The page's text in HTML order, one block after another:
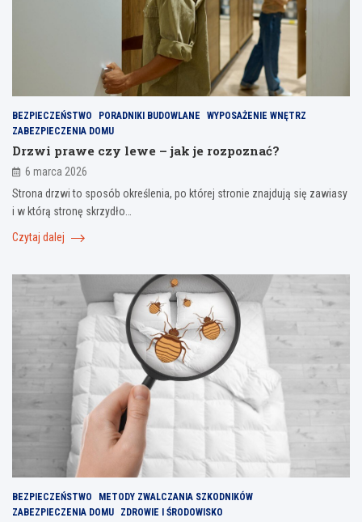
BEZPIECZEŃSTWO PORADNIKI BUDOWLANE
WYPOSAŻENIE WNĘTRZ
ZABEZPIECZENIA DOMU
Drzwi prawe czy lewe – jak je rozpoznać?
6 marca 2026
Strona drzwi to sposób określenia, po której stronie znajdują się zawiasy
i w którą stronę skrzydło…
Czytaj dalej
BEZPIECZEŃSTWO
METODY ZWALCZANIA SZKODNIKÓW
ZABEZPIECZENIA DOMU
ZDROWIE I ŚRODOWISKO